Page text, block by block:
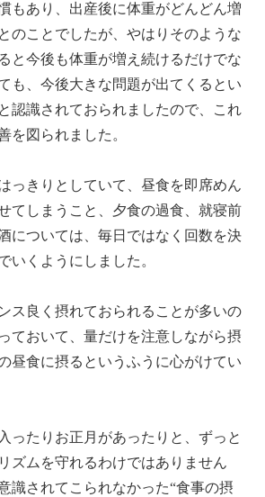
もあり、出産後に体重がどんどん増
のことでしたが、やはりそのような
と今後も体重が増え続けるだけでな
も、今後大きな問題が出てくるとい
認識されておられましたので、これ
を図られました。
っきりとしていて、昼食を即席めん
てしまうこと、夕食の過食、就寝前
については、毎日ではなく回数を決
いくようにしました。
ス良く摂れておられることが多いの
ておいて、量だけを注意しながら摂
昼食に摂るというふうに心がけてい
ったりお正月があったりと、ずっと
ズムを守れるわけではありません
識されてこられなかった“食事の摂